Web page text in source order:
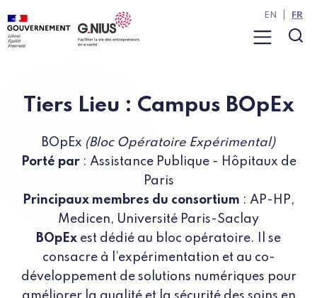
Panneau de gestion des cookies
Aller au contenu
Aller à la navigation
Menu
EN FR
Tiers Lieu : Campus BOpEx
BOpEx (Bloc Opératoire Expérimental)
Porté par : Assistance Publique - Hôpitaux de
Paris
Principaux membres du consortium : AP-HP,
Medicen, Université Paris-Saclay
BOpEx est dédié au bloc opératoire. Il se
consacre à l’expérimentation et au co-
développement de solutions numériques pour